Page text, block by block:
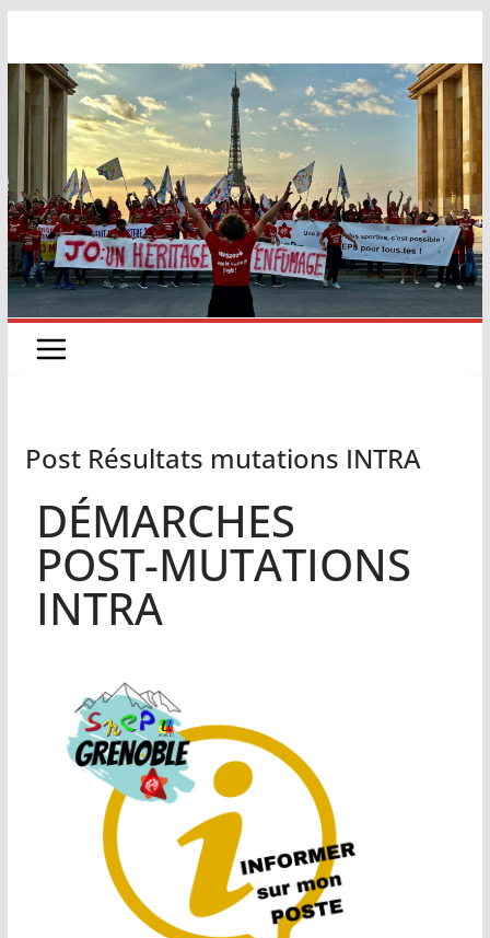
Post Résultats mutations INTRA
DÉMARCHES
POST-MUTATIONS
INTRA